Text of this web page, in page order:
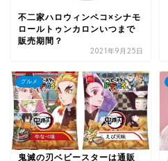
不二家ハロウィンペコ×シナモ
ロールトゥンカロンいつまで
販売期間？
2021年9月25日
グルメ
鬼滅の刃ベビースターは通販